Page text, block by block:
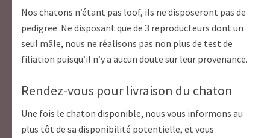
Nos chatons n’étant pas loof, ils ne disposeront pas de
pedigree. Ne disposant que de 3 reproducteurs dont un
seul mâle, nous ne réalisons pas non plus de test de
filiation puisqu’il n’y a aucun doute sur leur provenance.
Rendez-vous pour livraison du chaton
Une fois le chaton disponible, nous vous informons au
plus tôt de sa disponibilité potentielle, et vous